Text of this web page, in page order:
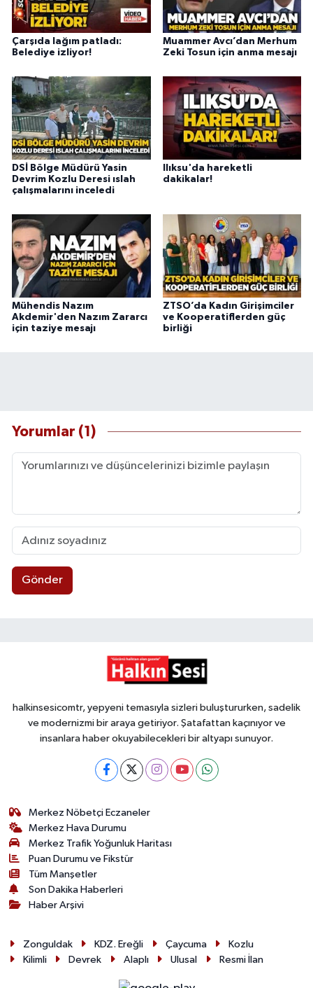
Çarşıda lağım patladı:
Belediye izliyor!
Muammer Avcı’dan Merhum
Zeki Tosun için anma mesajı
DSİ Bölge Müdürü Yasin
Devrim Kozlu Deresi ıslah
çalışmalarını inceledi
Ilıksu'da hareketli
dakikalar!
Mühendis Nazım
Akdemir'den Nazım Zararcı
için taziye mesajı
ZTSO’da Kadın Girişimciler
ve Kooperatiflerden güç
birliği
Yorumlar (1)
Gönder
halkinsesicomtr, yepyeni temasıyla sizleri buluştururken, sadelik
ve modernizmi bir araya getiriyor. Şatafattan kaçınıyor ve
insanlara haber okuyabilecekleri bir altyapı sunuyor.
Merkez Nöbetçi Eczaneler
Merkez Hava Durumu
Merkez Trafik Yoğunluk Haritası
Puan Durumu ve Fikstür
Tüm Manşetler
Son Dakika Haberleri
Haber Arşivi
Zonguldak KDZ. Ereğli Çaycuma
Kozlu
Kilimli
Devrek Alaplı Ulusal Resmi İlan